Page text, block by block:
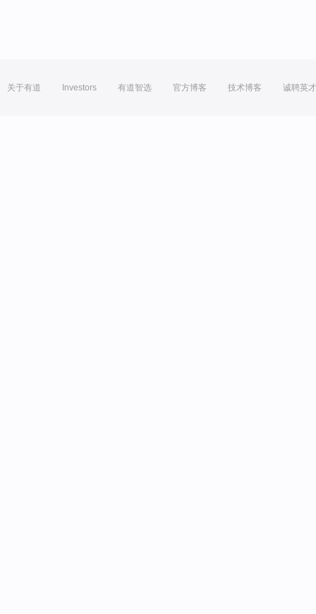
关于有道 Investors 有道智选 官方博客 技术博客 诚聘英才